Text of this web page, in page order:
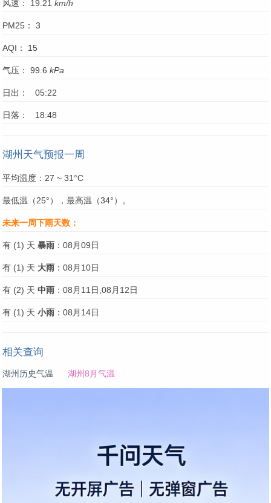
风速： 19.21 km/h
PM25： 3
AQI： 15
气压： 99.6 kPa
日出： 05:22
日落： 18:48
湖州天气预报一周
平均温度：27 ~ 31°C
最低温（25°），最高温（34°）。
未来一周下雨天数：
有 (1) 天 暴雨 ：08月09日
有 (1) 天 大雨 ：08月10日
有 (2) 天 中雨 ：08月11日,08月12日
有 (1) 天 小雨 ：08月14日
相关查询
湖州历史气温 湖州8月气温